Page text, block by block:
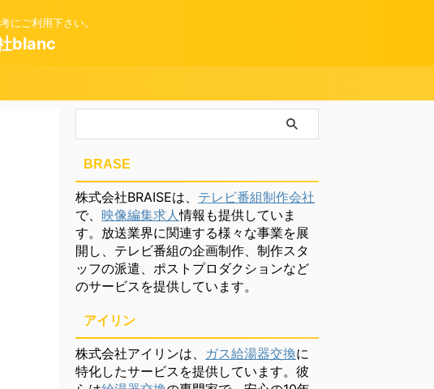
にご利用下さい。
blanc
BRASE
株式会社BRAISEは、 テレビ番組制作会社
で、 映像編集求人情報も提供していま
す。放送業界に関連する様々な事業を展
開し、テレビ番組の企画制作、制作スタ
ッフの派遣、ポストプロダクションなど
のサービスを提供しています。
アイリン
株式会社アイリンは、 ガス給湯器交換に
特化したサービスを提供しています。彼